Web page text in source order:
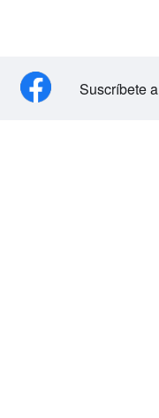
Suscríbete a